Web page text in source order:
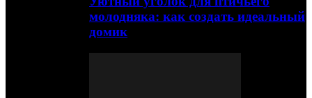
молодняка: как создать идеальный
домик